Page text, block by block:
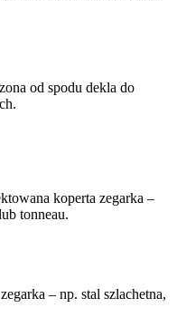
od spodu dekla do
koperta zegarka –
tonneau.
– np. stal szlachetna,